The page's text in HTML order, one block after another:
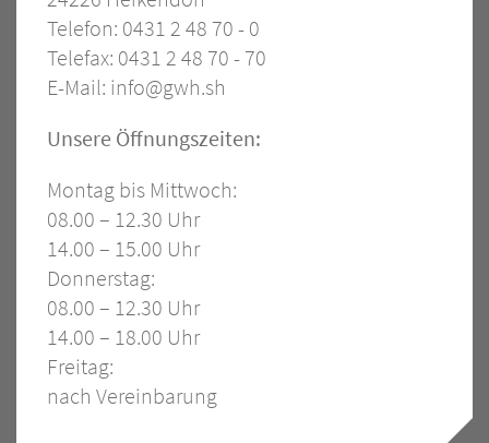
Allgemein
Telefon: 0431 2 48 70 - 0
Telefax: 0431 2 48 70 - 70
E-Mail: info@gwh.sh
Öffnungszeiten
Unsere Öffnungszeiten:
Montag bis Mittwoch:
08.00 – 12.30 Uhr
14.00 – 15.00 Uhr
Donnerstag:
08.00 – 12.30 Uhr
14.00 – 18.00 Uhr
Freitag:
nach Vereinbarung